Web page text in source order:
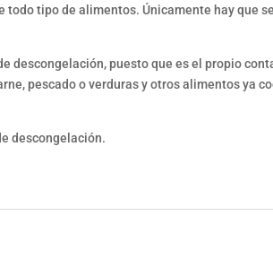
tipo de alimentos. Únicamente hay que
descongelación, puesto que es el propio
pescado o verduras y otros alimentos ya
descongelación.